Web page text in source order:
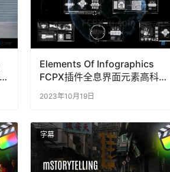
Elements Of Infographics
FCPX插件全息界面元素高科技
HUD界面动画
2023年10月19日
字幕